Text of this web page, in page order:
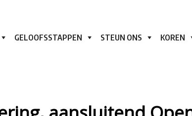
GELOOFSSTAPPEN STEUN ONS KOREN